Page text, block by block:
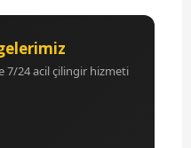
7/24 acil çilingir hizmeti